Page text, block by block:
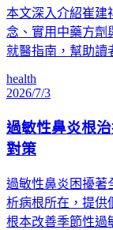
本文深入介紹崔建
念、實用中藥方劑
就醫指南，幫助讀
health
2026/7/3
過敏性鼻炎根
對策
過敏性鼻炎困擾著
析病根所在，提供
根本改善季節性過